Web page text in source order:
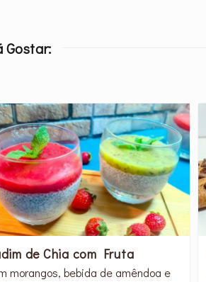
Gostar:
de Chia com Fruta
morangos, bebida de amêndoa e